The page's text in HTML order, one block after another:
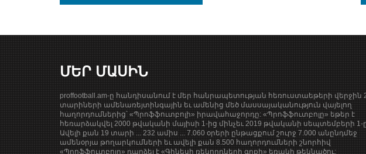
ՄԵՐ ՄԱՍԻՆ
proffootball.am-ը հանդիսանում է մեր հանրապետության հեռուստաեթերի վերջին
տարիների ամենառեյտինգային եւ ամենից մեծ մասսայականություն վայելող
հաղորդումներից՝ «Պրոֆֆուտբոլի» իրավահաջորդը: «Պրոֆֆուտբոլը» եթեր է
հեռարձակվել 2000 թվականի մայիսի 1-ից մինչեւ 2019 թվականի սեպտեմբերի 1-
Ավելի քան 19 տարի ... 232 ամիս ... 7.060 օրերի ընթացքում շուրջ 7.000 անընդմեջ
ամենօրյա թողարկումների եւ ավելի քան 8.500 հաղորդումների շնորհիվ
«Պրոֆֆուտբոլը» դարձել է «Գինեսի ռեկորդների գրքի» եռակի թեկնածու: